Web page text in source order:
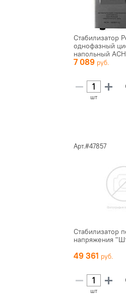
Стабилизатор
однофазный
напольный
7 089
шт
Арт.#47857
Стабилизатор
напряжения
49 361
шт